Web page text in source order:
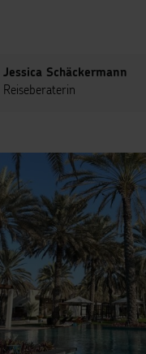
Jessica Schäckermann
Reiseberaterin